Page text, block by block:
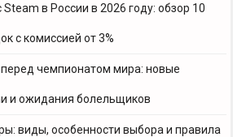
Steam в России в 2026 году: обзор 10
с комиссией от 3%
чемпионатом мира: новые
и ожидания болельщиков
виды, особенности выбора и правила